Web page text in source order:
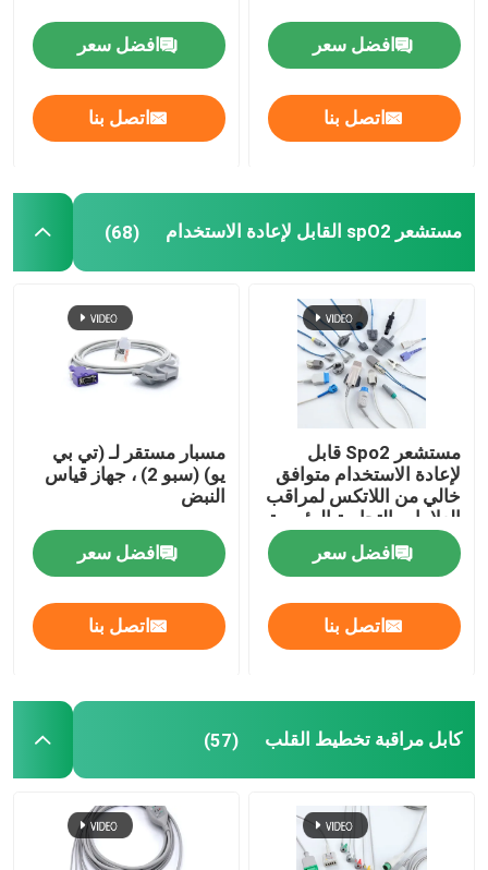
مستشعر etCO2
مسبار درجة الحرارة الطبية
مستشعر الأكسجين الطبي
ملحقات أخرى لمراقبة المرضى
كابلات المعدات الطبية
افضل سعر
اتصل بنا
افضل سعر
اتصل بنا
مستشعر spO2 القابل لإعادة الاستخدام (68)
مستشعر Spo2 قابل
لإعادة الاستخدام متوافق
خالي من اللاتكس لمراقب
العلامات التجارية الرئيسية
افضل سعر
اتصل بنا
مسبار مستقر لـ (تي بي
يو) (سبو 2) ، جهاز قياس
النبض
افضل سعر
اتصل بنا
كابل مراقبة تخطيط القلب (57)